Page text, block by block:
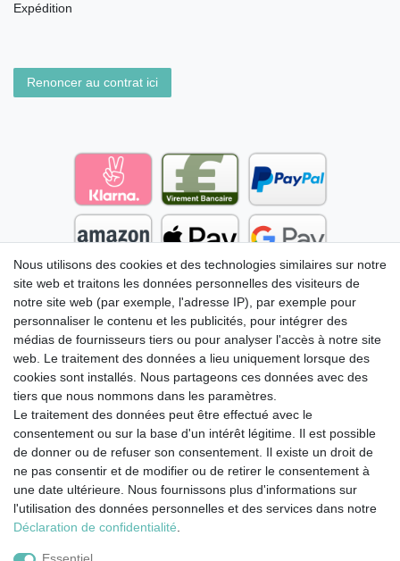
Expédition
Renoncer au contrat ici
Mentions légales Déclaration de confidentialité
Nous utilisons des cookies et des technologies similaires sur notre
site web et traitons les données personnelles des visiteurs de
notre site web (par exemple, l'adresse IP), par exemple pour
personnaliser le contenu et les publicités, pour intégrer des
médias de fournisseurs tiers ou pour analyser l'accès à notre site
web. Le traitement des données a lieu uniquement lorsque des
cookies sont installés. Nous partageons ces données avec des
tiers que nous nommons dans les paramètres.
Le traitement des données peut être effectué avec le
consentement ou sur la base d'un intérêt légitime. Il est possible
de donner ou de refuser son consentement. Il existe un droit de
ne pas consentir et de modifier ou de retirer le consentement à
une date ultérieure. Nous fournissons plus d'informations sur
l'utilisation des données personnelles et des services dans notre
Déclaration de confidentialité